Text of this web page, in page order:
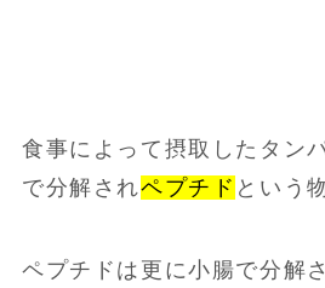
食事によって摂取したタン
で分解されペプチド という
ペプチドは更に小腸で分解